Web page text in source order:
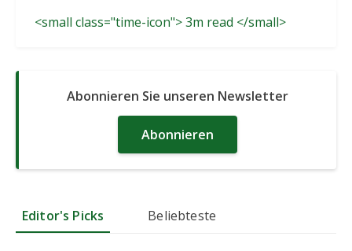
<small class="time-icon"> 3m read </small>
Abonnieren Sie unseren Newsletter
Abonnieren
Editor's Picks Beliebteste